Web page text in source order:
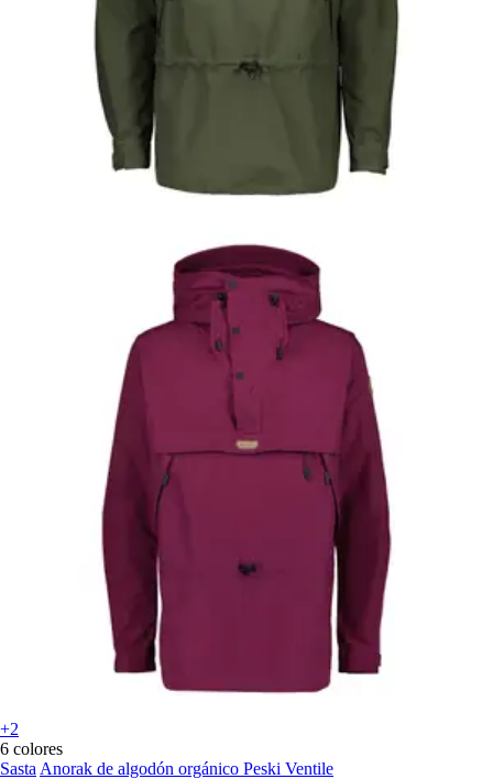
+2
6 colores
Sasta Anorak de algodón orgánico Peski Ventile